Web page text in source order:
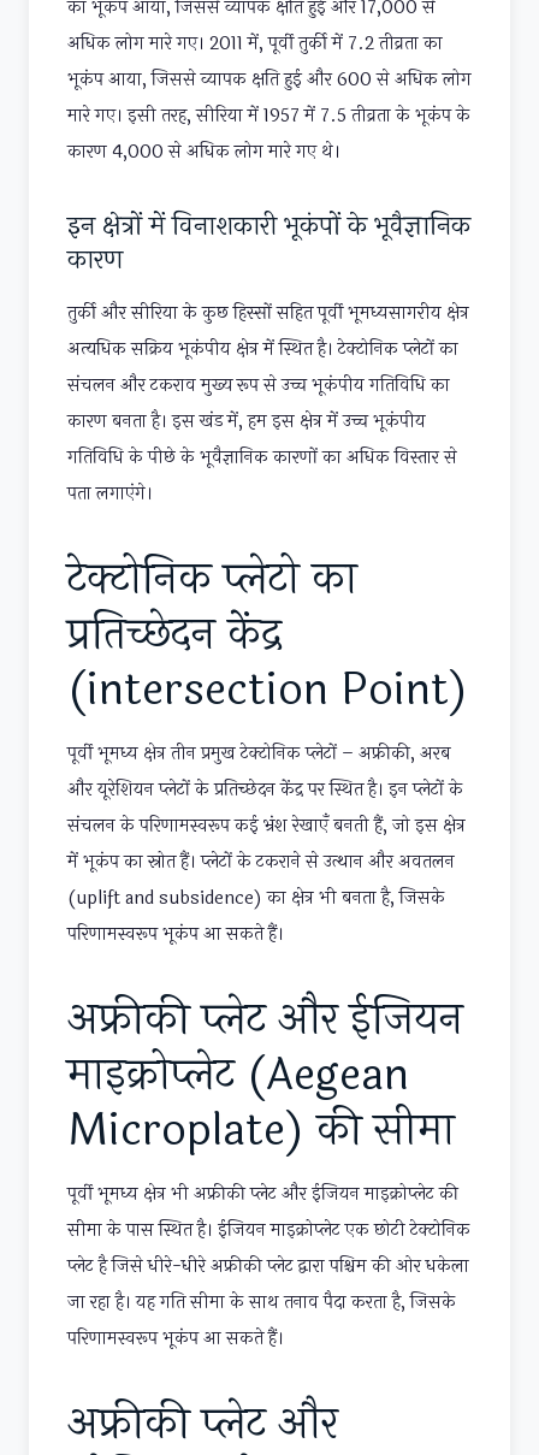
का भूकंप आया, जिससे व्यापक क्षति हुई और 17,000 से
अधिक लोग मारे गए। 2011 में, पूर्वी तुर्की में 7.2 तीव्रता का
भूकंप आया, जिससे व्यापक क्षति हुई और 600 से अधिक लोग
मारे गए। इसी तरह, सीरिया में 1957 में 7.5 तीव्रता के भूकंप के
कारण 4,000 से अधिक लोग मारे गए थे।
इन क्षेत्रों में विनाशकारी भूकंपों के भूवैज्ञानिक
कारण
तुर्की और सीरिया के कुछ हिस्सों सहित पूर्वी भूमध्यसागरीय क्षेत्र
अत्यधिक सक्रिय भूकंपीय क्षेत्र में स्थित है। टेक्टोनिक प्लेटों का
संचलन और टकराव मुख्य रूप से उच्च भूकंपीय गतिविधि का
कारण बनता है। इस खंड में, हम इस क्षेत्र में उच्च भूकंपीय
गतिविधि के पीछे के भूवैज्ञानिक कारणों का अधिक विस्तार से
पता लगाएंगे।
टेक्टोनिक प्लेटो का
प्रतिच्छेदन केंद्र
(intersection Point)
पूर्वी भूमध्य क्षेत्र तीन प्रमुख टेक्टोनिक प्लेटों – अफ्रीकी, अरब
और यूरेशियन प्लेटों के प्रतिच्छेदन केंद्र पर स्थित है। इन प्लेटों के
संचलन के परिणामस्वरूप कई भ्रंश रेखाएँ बनती हैं, जो इस क्षेत्र
में भूकंप का स्रोत हैं। प्लेटों के टकराने से उत्थान और अवतलन
(uplift and subsidence) का क्षेत्र भी बनता है, जिसके
परिणामस्वरूप भूकंप आ सकते हैं।
अफ्रीकी प्लेट और ईजियन
माइक्रोप्लेट (Aegean
Microplate) की सीमा
पूर्वी भूमध्य क्षेत्र भी अफ्रीकी प्लेट और ईजियन माइक्रोप्लेट की
सीमा के पास स्थित है। ईजियन माइक्रोप्लेट एक छोटी टेक्टोनिक
प्लेट है जिसे धीरे-धीरे अफ्रीकी प्लेट द्वारा पश्चिम की ओर धकेला
जा रहा है। यह गति सीमा के साथ तनाव पैदा करता है, जिसके
परिणामस्वरूप भूकंप आ सकते हैं।
अफ्रीकी प्लेट और